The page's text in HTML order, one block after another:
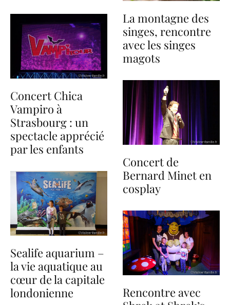
Concert Chica
Vampiro à
Strasbourg : un
spectacle apprécié
par les enfants
Sealife aquarium –
la vie aquatique au
cœur de la capitale
londonienne
La montagne des
singes, rencontre
avec les singes
magots
Concert de
Bernard Minet en
cosplay
Rencontre avec